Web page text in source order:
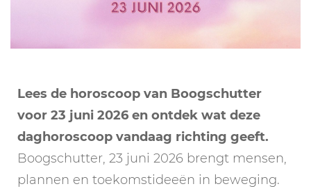
Lees de horoscoop van Boogschutter
voor 23 juni 2026 en ontdek wat deze
daghoroscoop vandaag richting geeft.
Boogschutter, 23 juni 2026 brengt mensen,
plannen en toekomstideeën in beweging.